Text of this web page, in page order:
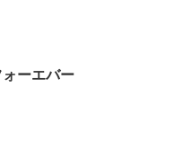
ーエバー